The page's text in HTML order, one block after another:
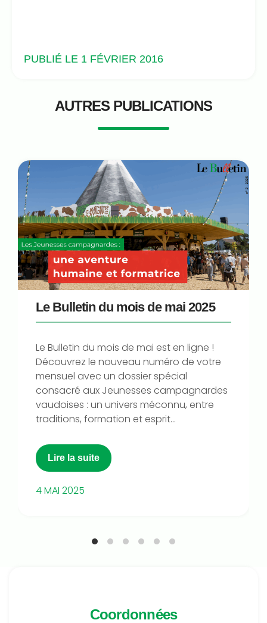
PUBLIÉ LE 1 FÉVRIER 2016
AUTRES PUBLICATIONS
Le Bulletin du mois de mai 2025
Le Bulletin du mois de mai est en ligne !
Découvrez le nouveau numéro de votre
mensuel avec un dossier spécial
consacré aux Jeunesses campagnardes
vaudoises : un univers méconnu, entre
traditions, formation et esprit...
Lire la suite
4 MAI 2025
Coordonnées